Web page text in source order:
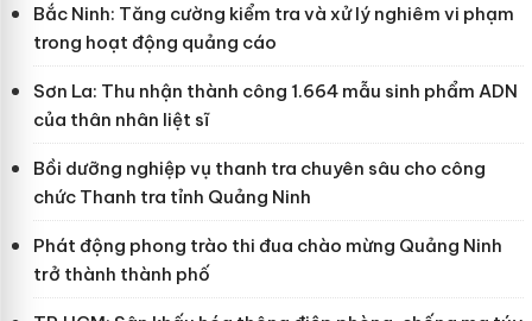
Bắc Ninh: Tăng cường kiểm tra và xử lý nghiêm vi phạm
trong hoạt động quảng cáo
Sơn La: Thu nhận thành công 1.664 mẫu sinh phẩm ADN
của thân nhân liệt sĩ
Bồi dưỡng nghiệp vụ thanh tra chuyên sâu cho công
chức Thanh tra tỉnh Quảng Ninh
Phát động phong trào thi đua chào mừng Quảng Ninh
trở thành thành phố